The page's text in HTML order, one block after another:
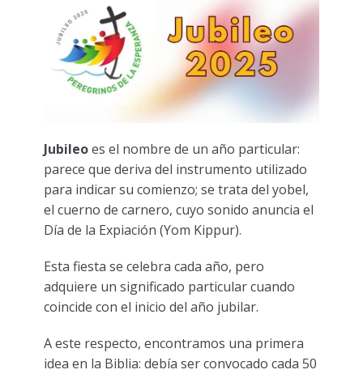
Jubileoes el nombre de un año particular:
parece que deriva del instrumento utilizado
para indicar su comienzo; se trata del yobel,
el cuerno de carnero, cuyo sonido anuncia el
Día de la Expiación (Yom Kippur).
Esta fiesta se celebra cada año, pero
adquiere un significado particular cuando
coincide con el inicio del año jubilar.
A este respecto, encontramos una primera
idea en la Biblia: debía ser convocado cada 50